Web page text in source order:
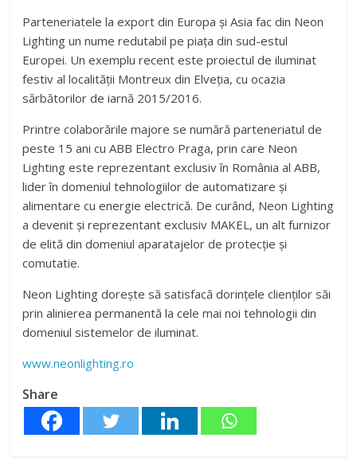
Parteneriatele la export din Europa și Asia fac din Neon
Lighting un nume redutabil pe piața din sud-estul
Europei. Un exemplu recent este proiectul de iluminat
festiv al localității Montreux din Elveția, cu ocazia
sărbătorilor de iarnă 2015/2016.
Printre colaborările majore se numără parteneriatul de
peste 15 ani cu ABB Electro Praga, prin care Neon
Lighting este reprezentant exclusiv în România al ABB,
lider în domeniul tehnologiilor de automatizare și
alimentare cu energie electrică. De curând, Neon Lighting
a devenit și reprezentant exclusiv MAKEL, un alt furnizor
de elită din domeniul aparatajelor de protecție și
comutatie.
Neon Lighting dorește să satisfacă dorințele clienților săi
prin alinierea permanentă la cele mai noi tehnologii din
domeniul sistemelor de iluminat.
www.neonlighting.ro
Share